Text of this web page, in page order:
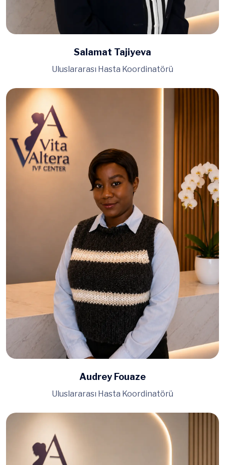
Salamat Tajiyeva
Uluslararası Hasta Koordinatörü
Audrey Fouaze
Uluslararası Hasta Koordinatörü